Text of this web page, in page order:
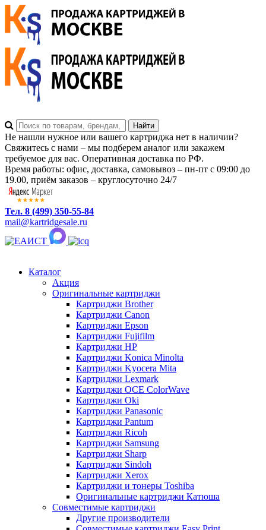
Не нашли нужное или вашего картриджа нет в наличии?
Свяжитесь с нами – мы подберем аналог или закажем
требуемое для вас. Оперативная доставка по РФ.
Время работы: офис, доставка, самовывоз – пн-пт с 09:00 до
19.00, приём заказов – круглосуточно 24/7
Тел. 8 (499) 350-55-84
mail@kartridgesale.ru
Каталог
Акция
Оригинальные картриджи
Картриджи Brother
Картриджи Canon
Картриджи Epson
Картриджи Fujifilm
Картриджи HP
Картриджи Konica Minolta
Картриджи Kyocera Mita
Картриджи Lexmark
Картриджи OCE ColorWave
Картриджи Oki
Картриджи Panasonic
Картриджи Pantum
Картриджи Ricoh
Картриджи Samsung
Картриджи Sharp
Картриджи Sindoh
Картриджи Xerox
Картриджи и тонеры Toshiba
Оригинальные картриджи Катюша
Совместимые картриджи
Другие производители